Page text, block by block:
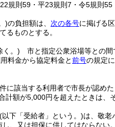
規則59・平23規則7・令5規則55
)の負担額は、 次の各号に掲げる
るものとする。
く。) 市と指定公衆浴場等との間
料金から協定料金と前号の規定
に該当する利用者で市長が認め
計額が5,000円を超えたときは、
(以下「受給者」という。)は、敬老
、又は担保に供してはならない。